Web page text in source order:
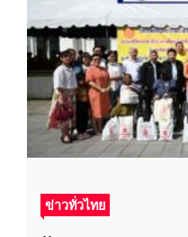
ข่าวทั่วไทย